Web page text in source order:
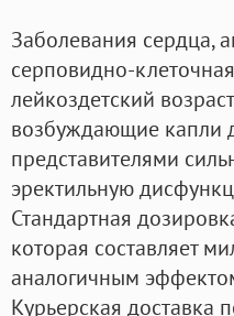
Заболевания сердца,
серповидно-
лейкоздетский
возбуждающие капли
представителями
эректильную
Стандартная
которая составляет
аналогичным
Курьерская доставка